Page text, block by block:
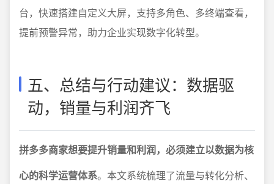
台，快速搭建自定义大屏，支持多角色、多终端查看，
提前预警异常，助力企业实现数字化转型。
五、总结与行动建议：数据驱
动，销量与利润齐飞
拼多多商家想要提升销量和利润，必须建立以数据为核
心的科学运营体系。本文系统梳理了流量与转化分析、